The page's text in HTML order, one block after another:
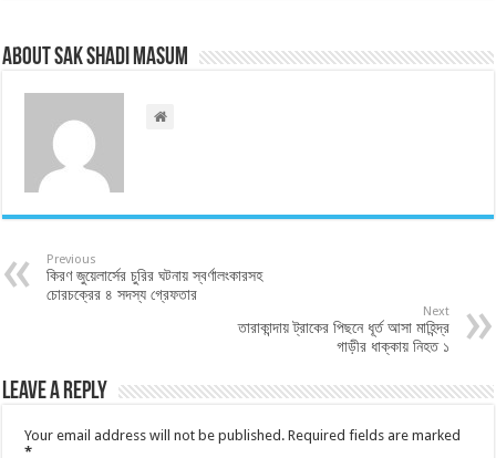
About Sak Shadi Masum
Previous
কিরণ জুয়েলার্সের চুরির ঘটনায় স্বর্ণালংকারসহ
চোরচক্রের ৪ সদস্য গ্রেফতার
Next
তারাকান্দায় ট্রাকের পিছনে ধূর্ত আসা মাহিন্দ্র
গাড়ীর ধাক্কায় নিহত ১
Leave a Reply
Your email address will not be published. Required fields are marked
*